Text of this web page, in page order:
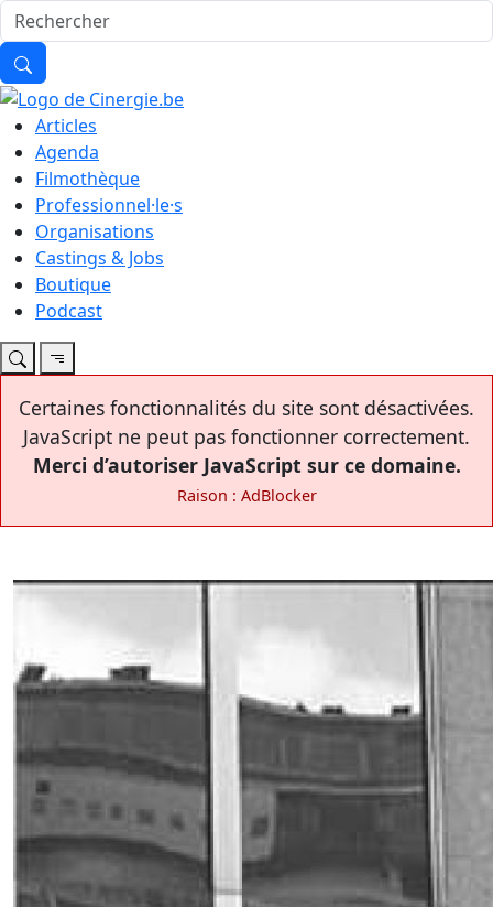
Articles
Agenda
Filmothèque
Professionnel·le·s
Organisations
Castings & Jobs
Boutique
Podcast
Certaines fonctionnalités du site sont désactivées.
JavaScript ne peut pas fonctionner correctement.
Merci d’autoriser JavaScript sur ce domaine.
Raison : AdBlocker